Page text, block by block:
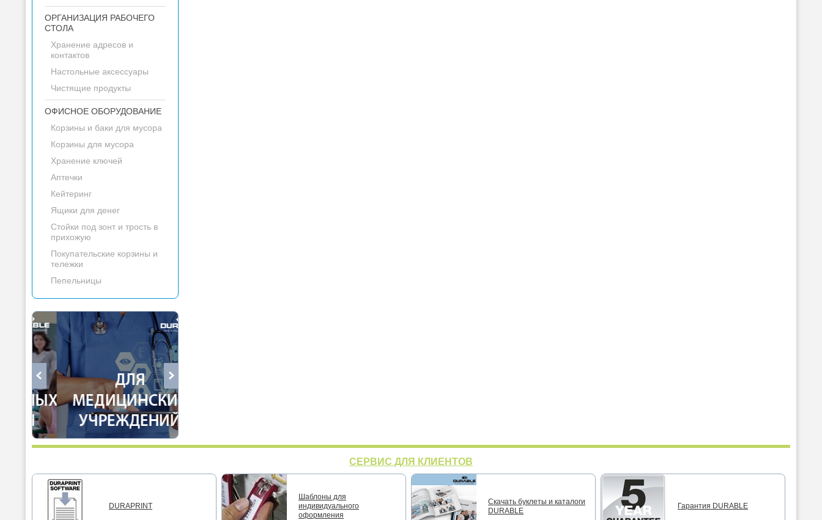
ОРГАНИЗАЦИЯ РАБОЧЕГО
СТОЛА
Хранение адресов и
контактов
Настольные аксессуары
Чистящие продукты
ОФИСНОЕ ОБОРУДОВАНИЕ
Корзины и баки для мусора
Корзины для мусора
Хранение ключей
Аптечки
Кейтеринг
Ящики для денег
Стойки под зонт и трость в
прихожую
Покупательские корзины и
тележки
Пепельницы
СЕРВИС ДЛЯ КЛИЕНТОВ
DURAPRINT
Шаблоны для
индивидуального
оформления
Скачать буклеты и каталоги
DURABLE
Гарантия DURABLE